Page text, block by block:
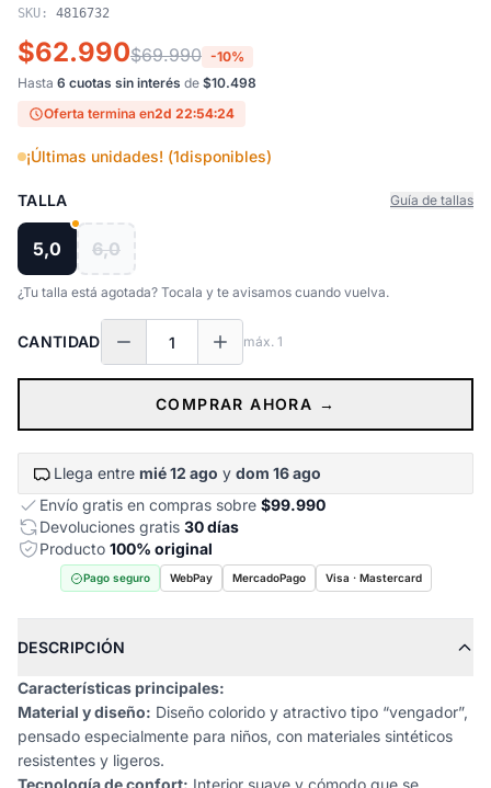
SKU: 4816732
$62.990$69.990 -10%
Hasta 6 cuotas sin interés de $10.498
Oferta termina en2d 22:54:23
¡Últimas unidades! (1disponibles)
TALLA Guía de tallas
5,0 6,0
¿Tu talla está agotada? Tocala y te avisamos cuando vuelva.
CANTIDAD máx. 1
COMPRAR AHORA →
Llega entre mié 12 ago y dom 16 ago
Envío gratis en compras sobre $99.990
Devoluciones gratis 30 días
Producto 100% original
Pago seguro WebPay MercadoPago Visa · Mastercard
DESCRIPCIÓN
Características principales:
Material y diseño: Diseño colorido y atractivo tipo “vengador”,
pensado especialmente para niños, con materiales sintéticos
resistentes y ligeros.
Tecnología de confort: Interior suave y cómodo que se